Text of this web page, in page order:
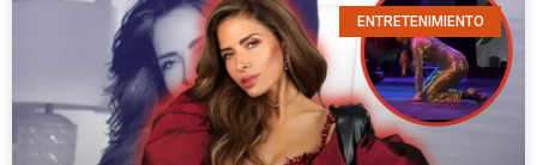
ENTRETENIMIENTO